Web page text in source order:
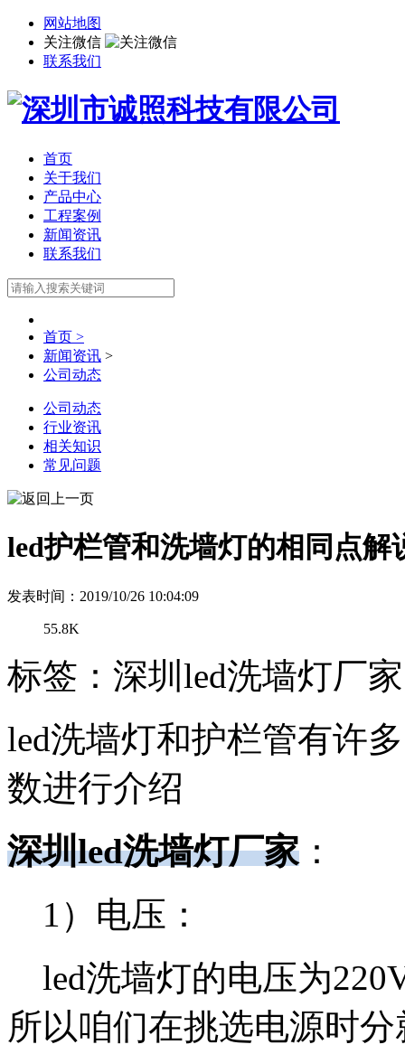
网站地图
关注微信
联系我们
首页
关于我们
产品中心
工程案例
新闻资讯
联系我们
首页 >
新闻资讯 >
公司动态
公司动态
行业资讯
相关知识
常见问题
led护栏管和洗墙灯的相同点解
发表时间：2019/10/26 10:04:09
55.8K
标签：深圳led洗墙灯厂家
led洗墙灯和护栏管有许
数进行介绍
深圳led洗墙灯厂家 ：
1）电压：
led洗墙灯的电压为
所以咱们在挑选电源时